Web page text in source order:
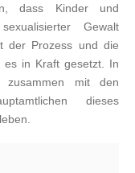
dass Kinder und
Gewalt
der Prozess und die
es in Kraft gesetzt. In
zusammen mit den
dieses